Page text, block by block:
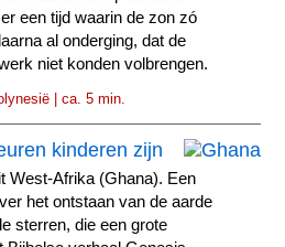
een tijd waarin de zon zó
al onderging, dat de
niet konden volbrengen.
| ca. 5 min.
kinderen zijn
West-Afrika (Ghana). Een
het ontstaan van de aarde
sterren, die een grote